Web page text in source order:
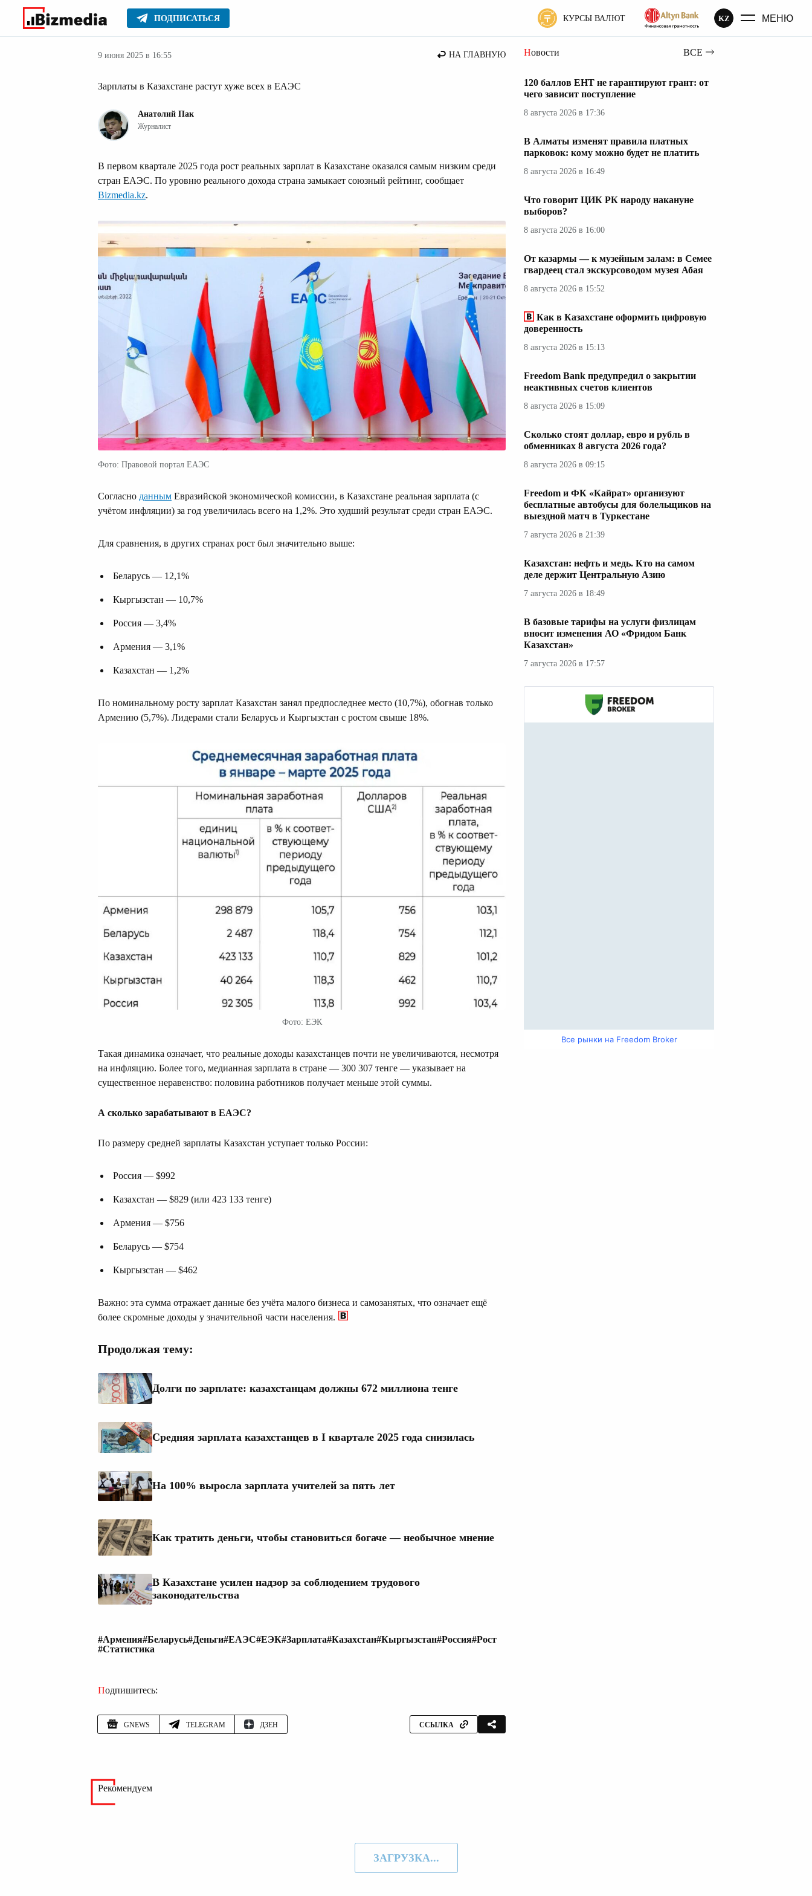
ПОДПИСАТЬСЯ КУРСЫ ВАЛЮТ KZ МЕНЮ
Главное Серьезное Деньги
9 июня 2025 в 16:55 НА ГЛАВНУЮ
Зарплаты в Казахстане растут хуже всех в ЕАЭС
Анатолий Пак
Журналист
В первом квартале 2025 года рост реальных зарплат в Казахстане оказался самым низким среди
стран ЕАЭС. По уровню реального дохода страна замыкает союзный рейтинг, сообщает
Bizmedia.kz.
Фото: Правовой портал ЕАЭС
Согласно данным Евразийской экономической комиссии, в Казахстане реальная зарплата (с
учётом инфляции) за год увеличилась всего на 1,2%. Это худший результат среди стран ЕАЭС.
Для сравнения, в других странах рост был значительно выше:
Беларусь — 12,1%
Кыргызстан — 10,7%
Россия — 3,4%
Армения — 3,1%
Казахстан — 1,2%
По номинальному росту зарплат Казахстан занял предпоследнее место (10,7%), обогнав только
Армению (5,7%). Лидерами стали Беларусь и Кыргызстан с ростом свыше 18%.
Фото: ЕЭК
Такая динамика означает, что реальные доходы казахстанцев почти не увеличиваются, несмотря
на инфляцию. Более того, медианная зарплата в стране — 300 307 тенге — указывает на
существенное неравенство: половина работников получает меньше этой суммы.
А сколько зарабатывают в ЕАЭС?
По размеру средней зарплаты Казахстан уступает только России:
Россия — $992
Казахстан — $829 (или 423 133 тенге)
Армения — $756
Беларусь — $754
Кыргызстан — $462
Важно: эта сумма отражает данные без учёта малого бизнеса и самозанятых, что означает ещё
более скромные доходы у значительной части населения.
Продолжая тему:
Долги по зарплате: казахстанцам должны 672 миллиона тенге
Средняя зарплата казахстанцев в I квартале 2025 года снизилась
На 100% выросла зарплата учителей за пять лет
Как тратить деньги, чтобы становиться богаче — необычное мнение
В Казахстане усилен надзор за соблюдением трудового
законодательства
#Армения#Беларусь#Деньги#ЕАЭС#ЕЭК#Зарплата#Казахстан#Кыргызстан#Россия#Рост
#Статистика
Подпишитесь:
GNEWS TELEGRAM ДЗЕН ССЫЛКА
Новости ВСЕ
120 баллов ЕНТ не гарантируют грант: от
чего зависит поступление
8 августа 2026 в 17:36
В Алматы изменят правила платных
парковок: кому можно будет не платить
8 августа 2026 в 16:49
Что говорит ЦИК РК народу накануне
выборов?
8 августа 2026 в 16:00
От казармы — к музейным залам: в Семее
гвардеец стал экскурсоводом музея Абая
8 августа 2026 в 15:52
Как в Казахстане оформить цифровую
доверенность
8 августа 2026 в 15:13
Freedom Bank предупредил о закрытии
неактивных счетов клиентов
8 августа 2026 в 15:09
Сколько стоят доллар, евро и рубль в
обменниках 8 августа 2026 года?
8 августа 2026 в 09:15
Freedom и ФК «Кайрат» организуют
бесплатные автобусы для болельщиков на
выездной матч в Туркестане
7 августа 2026 в 21:39
Казахстан: нефть и медь. Кто на самом
деле держит Центральную Азию
7 августа 2026 в 18:49
В базовые тарифы на услуги физлицам
вносит изменения АО «Фридом Банк
Казахстан»
7 августа 2026 в 17:57
Все рынки на Freedom Broker
Рекомендуем
ЗАГРУЗКА...